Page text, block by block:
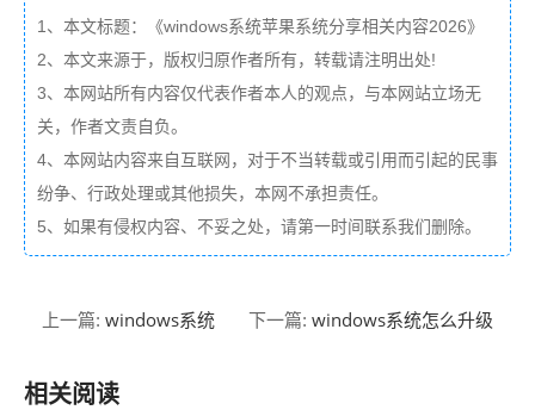
1、本文标题：《windows系统苹果系统分享相关内容2026》
2、本文来源于，版权归原作者所有，转载请注明出处!
3、本网站所有内容仅代表作者本人的观点，与本网站立场无
关，作者文责自负。
4、本网站内容来自互联网，对于不当转载或引用而引起的民事
纷争、行政处理或其他损失，本网不承担责任。
5、如果有侵权内容、不妥之处，请第一时间联系我们删除。
上一篇: windows系统 下一篇: windows系统怎么升级
相关阅读